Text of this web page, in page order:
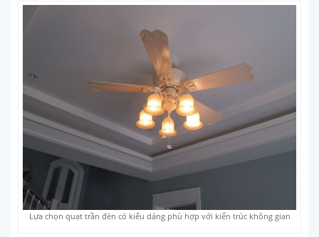
Lựa chọn quạt trần đèn có kiểu dáng phù hợp với kiến trúc không gian